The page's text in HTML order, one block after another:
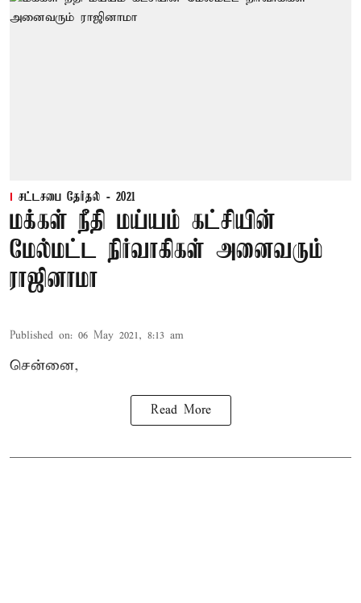
சட்டசபை தேர்தல் - 2021
மக்கள் நீதி மய்யம் கட்சியின்
மேல்மட்ட நிர்வாகிகள் அனைவரும்
ராஜினாமா
Published on: 06 May 2021, 8:13 am
சென்னை,
Read More